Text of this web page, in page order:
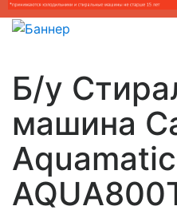
Б/у
машина
Aquamatic